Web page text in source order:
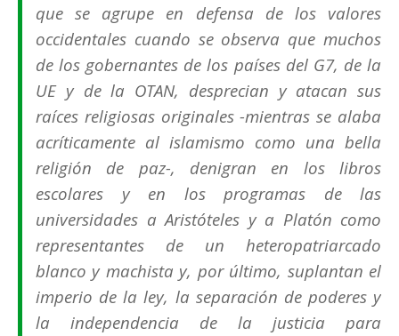
que se agrupe en defensa de los valores
occidentales cuando se observa que muchos
de los gobernantes de los países del G7, de la
UE y de la OTAN, desprecian y atacan sus
raíces religiosas originales -mientras se alaba
acríticamente al islamismo como una bella
religión de paz-, denigran en los libros
escolares y en los programas de las
universidades a Aristóteles y a Platón como
representantes de un heteropatriarcado
blanco y machista y, por último, suplantan el
imperio de la ley, la separación de poderes y
la independencia de la justicia para